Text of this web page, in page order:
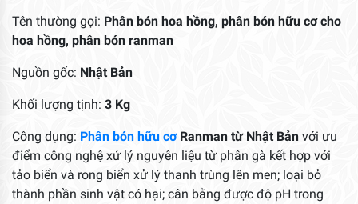
Tên thường gọi: Phân bón hoa hồng, phân bón hữu cơ cho
hoa hồng, phân bón ranman
Nguồn gốc: Nhật Bản
Khối lượng tịnh: 3 Kg
Công dụng: Phân bón hữu cơRanman từ Nhật Bản với ưu
điểm công nghệ xử lý nguyên liệu từ phân gà kết hợp với
tảo biển và rong biển xử lý thanh trùng lên men; loại bỏ
thành phần sinh vật có hại; cân bằng được độ pH trong